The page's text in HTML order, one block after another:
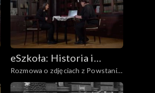
eSzkoła: Historia i
Literatura
Rozmowa o zdjęciach z Powstania,
Niemcy